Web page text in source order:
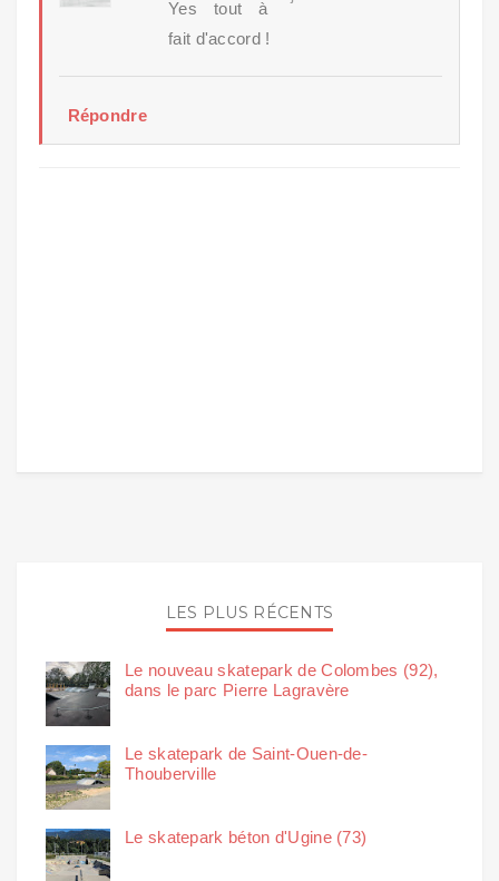
Yes tout à
fait d'accord !
Répondre
LES PLUS RÉCENTS
Le nouveau skatepark de Colombes (92),
dans le parc Pierre Lagravère
Le skatepark de Saint-Ouen-de-
Thouberville
Le skatepark béton d'Ugine (73)